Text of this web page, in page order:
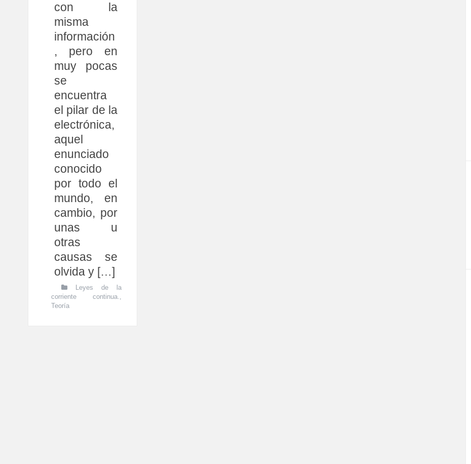
con la
misma
información
, pero en
muy pocas
se
encuentra
el pilar de la
electrónica,
aquel
enunciado
conocido
por todo el
mundo, en
cambio, por
unas u
otras
causas se
olvida y […]
Leyes de la
corriente continua.,
Teoría